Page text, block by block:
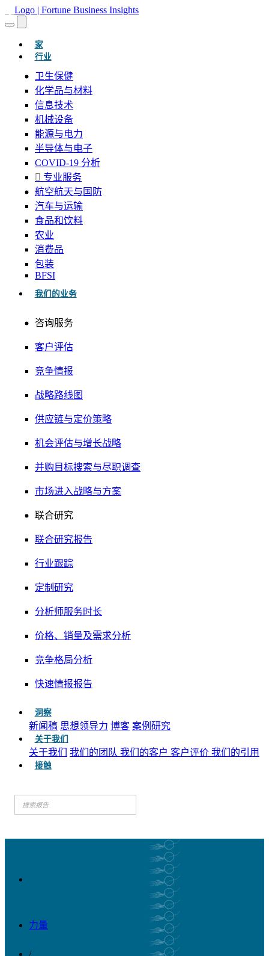
家(当前的)
行业
卫生保健
化学品与材料
信息技术
机械设备
能源与电力
半导体与电子
COVID-19 分析
专业服务
航空航天与国防
汽车与运输
食品和饮料
农业
消费品
包装
BFSI
我们的业务
咨询服务
客户评估
竞争情报
战略路线图
供应链与定价策略
机会评估与增长战略
并购目标搜索与尽职调查
市场进入战略与方案
联合研究
联合研究报告
行业跟踪
定制研究
分析师服务时长
价格、销量及需求分析
竞争格局分析
快速情报报告
洞察
新闻稿 思想领导力 博客 案例研究
关于我们
关于我们 我们的团队 我们的客户 客户评价 我们的引用
接触
力量
/